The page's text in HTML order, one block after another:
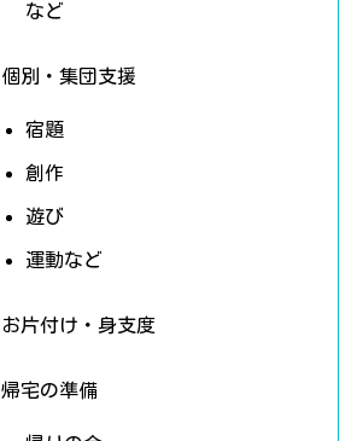
など
個別・集団支援
宿題
創作
遊び
運動など
お片付け・身支度
帰宅の準備